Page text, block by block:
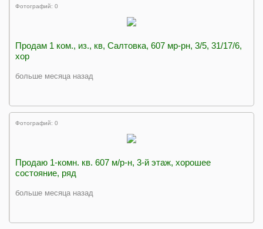
Фотографий: 0
Продам 1 ком., из., кв, Салтовка, 607 мр-рн, 3/5, 31/17/6,
хор
больше месяца назад
Фотографий: 0
Продаю 1-комн. кв. 607 м/р-н, 3-й этаж, хорошее
состояние, ряд
больше месяца назад